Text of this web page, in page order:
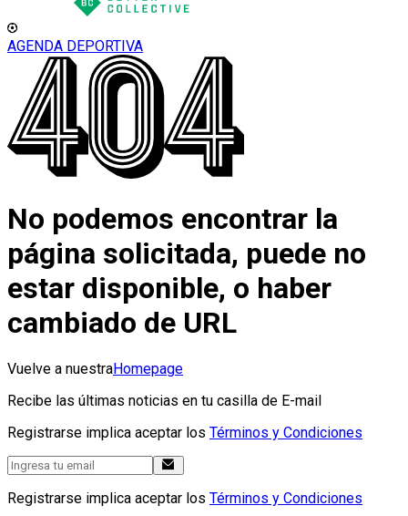
AGENDA DEPORTIVA
No podemos encontrar la
página solicitada, puede no
estar disponible, o haber
cambiado de URL
Vuelve a nuestraHomepage
Recibe las últimas noticias en tu casilla de E-mail
Registrarse implica aceptar los Términos y Condiciones
Registrarse implica aceptar los Términos y Condiciones